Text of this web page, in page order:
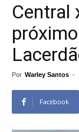
Central
Por Warley Santos -
Facebook